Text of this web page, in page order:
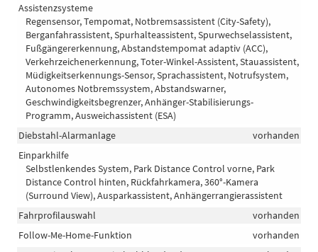
Assistenzsysteme
Regensensor, Tempomat, Notbremsassistent (City-Safety),
Berganfahrassistent, Spurhalteassistent, Spurwechselassistent,
Fußgängererkennung, Abstandstempomat adaptiv (ACC),
Verkehrzeichenerkennung, Toter-Winkel-Assistent, Stauassistent,
Müdigkeitserkennungs-Sensor, Sprachassistent, Notrufsystem,
Autonomes Notbremssystem, Abstandswarner,
Geschwindigkeitsbegrenzer, Anhänger-Stabilisierungs-
Programm, Ausweichassistent (ESA)
Diebstahl-Alarmanlage
vorhanden
Einparkhilfe
Selbstlenkendes System, Park Distance Control vorne, Park
Distance Control hinten, Rückfahrkamera, 360°-Kamera
(Surround View), Ausparkassistent, Anhängerrangierassistent
Fahrprofilauswahl
vorhanden
Follow-Me-Home-Funktion
vorhanden